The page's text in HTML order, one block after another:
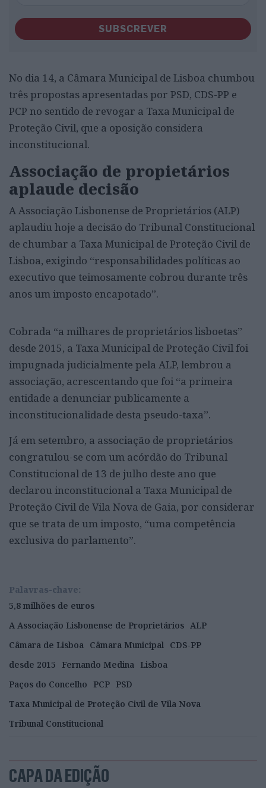
SUBSCREVER
No dia 14, a Câmara Municipal de Lisboa chumbou
três propostas apresentadas por PSD, CDS-PP e
PCP no sentido de revogar a Taxa Municipal de
Proteção Civil, que a oposição considera
inconstitucional.
Associação de propietários
aplaude decisão
A Associação Lisbonense de Proprietários (ALP)
aplaudiu hoje a decisão do Tribunal Constitucional
de chumbar a Taxa Municipal de Proteção Civil de
Lisboa, exigindo “responsabilidades políticas ao
executivo que teimosamente cobrou durante três
anos um imposto encapotado”.
Cobrada “a milhares de proprietários lisboetas”
desde 2015, a Taxa Municipal de Proteção Civil foi
impugnada judicialmente pela ALP, lembrou a
associação, acrescentando que foi “a primeira
entidade a denunciar publicamente a
inconstitucionalidade desta pseudo-taxa”.
Já em setembro, a associação de proprietários
congratulou-se com um acórdão do Tribunal
Constitucional de 13 de julho deste ano que
declarou inconstitucional a Taxa Municipal de
Proteção Civil de Vila Nova de Gaia, por considerar
que se trata de um imposto, “uma competência
exclusiva do parlamento”.
Palavras-chave:
5,8 milhões de euros
A Associação Lisbonense de Proprietários ALP
Câmara de Lisboa Câmara Municipal CDS-PP
desde 2015
Fernando Medina Lisboa
Paços do Concelho
PCP PSD
Taxa Municipal de Proteção Civil de Vila Nova
Tribunal Constitucional
CAPA DA EDIÇÃO